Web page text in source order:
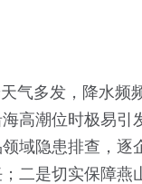
气多发，降水频
高潮位时极易引
域隐患排查，逐
二是切实保障燕